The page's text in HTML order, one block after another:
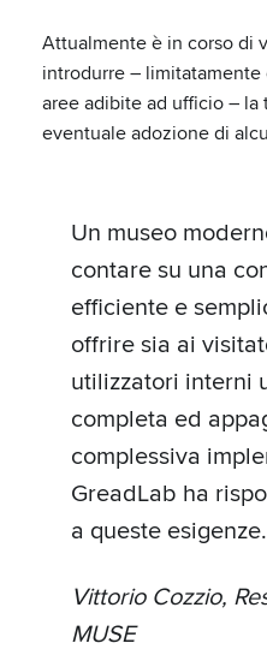
Attualmente è in corso di
introdurre –
aree adibite ad ufficio – la
eventuale adozione di
Un museo
contare su una
efficiente e
offrire sia ai
utilizzatori interni
completa ed
complessiva
GreadLab ha
a queste esigenze.
Vittorio Cozzio,
MUSE